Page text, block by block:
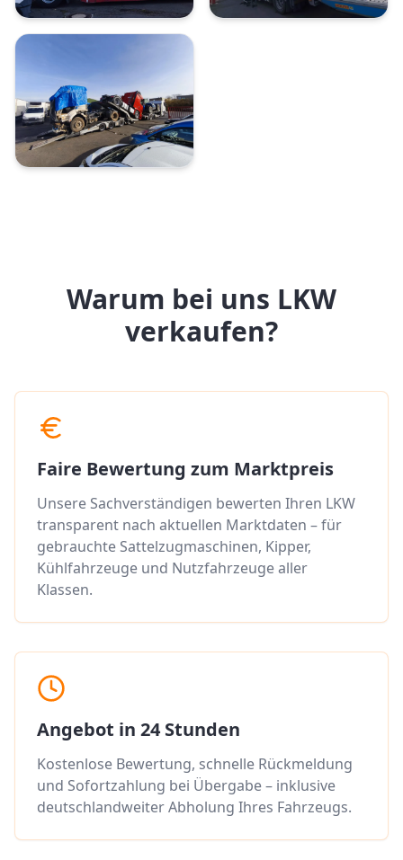
Warum bei uns LKW
verkaufen?
Faire Bewertung zum Marktpreis
Unsere Sachverständigen bewerten Ihren LKW
transparent nach aktuellen Marktdaten – für
gebrauchte Sattelzugmaschinen, Kipper,
Kühlfahrzeuge und Nutzfahrzeuge aller
Klassen.
Angebot in 24 Stunden
Kostenlose Bewertung, schnelle Rückmeldung
und Sofortzahlung bei Übergabe – inklusive
deutschlandweiter Abholung Ihres Fahrzeugs.